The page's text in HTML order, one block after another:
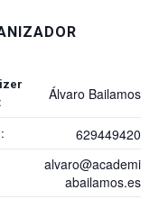
Álvaro Bailamos
629449420
alvaro@academi
abailamos.es